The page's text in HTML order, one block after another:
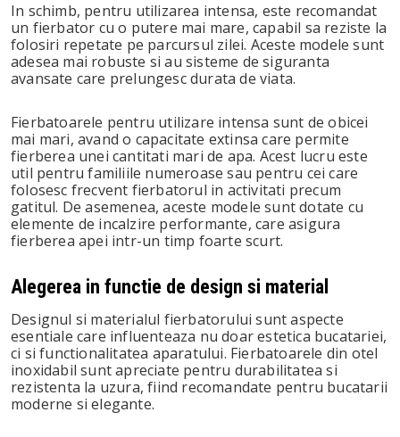
In schimb, pentru utilizarea intensa, este recomandat
un fierbator cu o putere mai mare, capabil sa reziste la
folosiri repetate pe parcursul zilei. Aceste modele sunt
adesea mai robuste si au sisteme de siguranta
avansate care prelungesc durata de viata.
Fierbatoarele pentru utilizare intensa sunt de obicei
mai mari, avand o capacitate extinsa care permite
fierberea unei cantitati mari de apa. Acest lucru este
util pentru familiile numeroase sau pentru cei care
folosesc frecvent fierbatorul in activitati precum
gatitul. De asemenea, aceste modele sunt dotate cu
elemente de incalzire performante, care asigura
fierberea apei intr-un timp foarte scurt.
Alegerea in functie de design si material
Designul si materialul fierbatorului sunt aspecte
esentiale care influenteaza nu doar estetica bucatariei,
ci si functionalitatea aparatului. Fierbatoarele din otel
inoxidabil sunt apreciate pentru durabilitatea si
rezistenta la uzura, fiind recomandate pentru bucatarii
moderne si elegante.